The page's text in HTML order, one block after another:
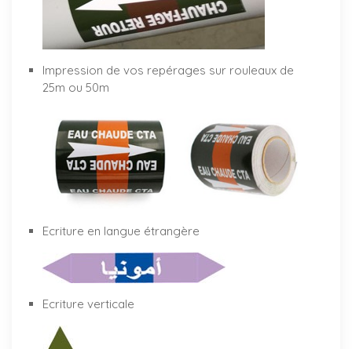
Impression de vos repérages sur rouleaux de
25m ou 50m
Ecriture en langue étrangère
Ecriture verticale